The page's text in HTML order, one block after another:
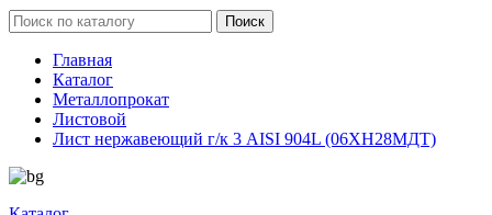
Главная
Каталог
Металлопрокат
Листовой
Лист нержавеющий г/к 3 AISI 904L (06ХН28МДТ)